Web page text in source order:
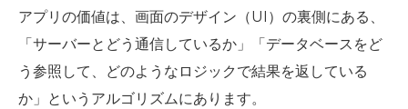
アプリの価値は、画面のデザイン（UI）の裏側にある、
「サーバーとどう通信しているか」「データベースをど
う参照して、どのようなロジックで結果を返している
か」というアルゴリズムにあります。